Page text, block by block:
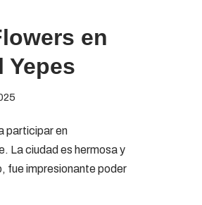
en
Yepes
participar en
La ciudad es hermosa y
fue impresionante poder